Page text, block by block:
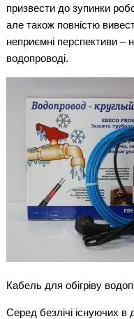
призвести до зупинки
але також повністю
неприємні перспективи –
водопроводі.
Кабель для обігріву
Серед безлічі існуючих в